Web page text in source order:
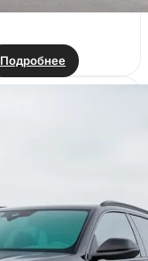
Подробнее